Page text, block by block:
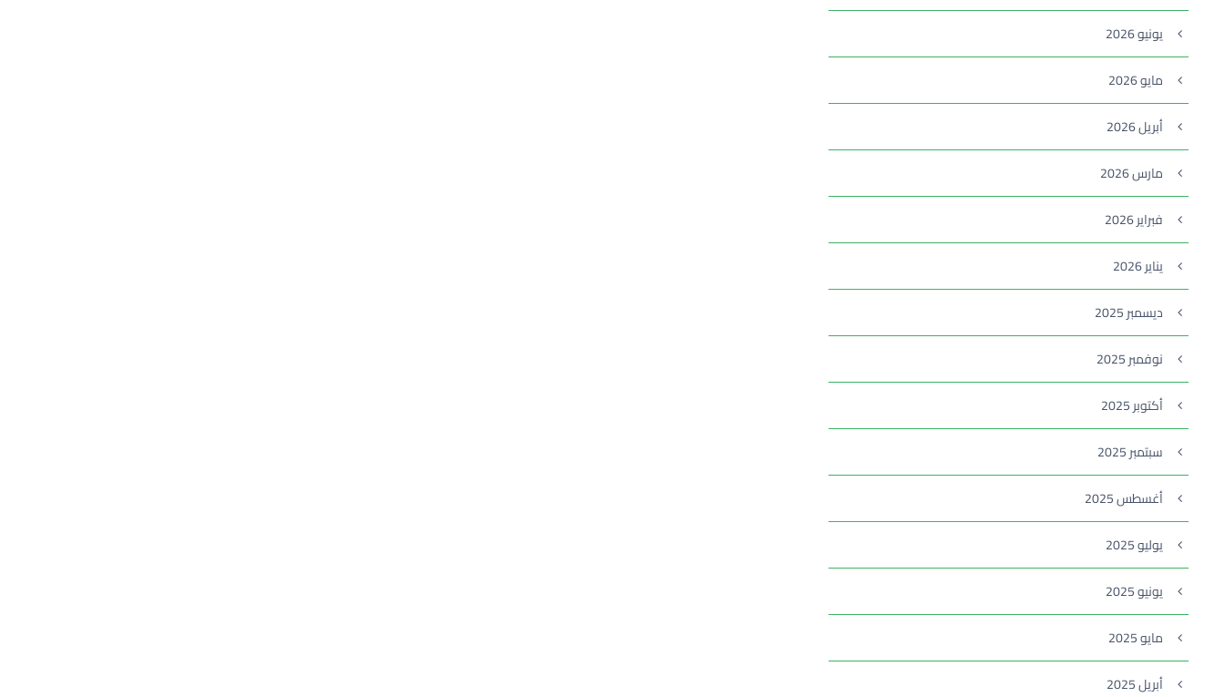
يونيو 2026
مايو 2026
أبريل 2026
مارس 2026
فبراير 2026
يناير 2026
ديسمبر 2025
نوفمبر 2025
أكتوبر 2025
سبتمبر 2025
أغسطس 2025
يوليو 2025
يونيو 2025
مايو 2025
أبريل 2025